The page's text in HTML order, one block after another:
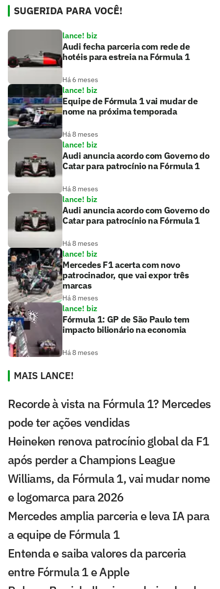
SUGERIDA PARA VOCÊ!
lance! biz
Audi fecha parceria com rede de
hotéis para estreia na Fórmula 1
Há 6 meses
lance! biz
Equipe de Fórmula 1 vai mudar de
nome na próxima temporada
Há 8 meses
lance! biz
Audi anuncia acordo com Governo do
Catar para patrocínio na Fórmula 1
Há 8 meses
lance! biz
Audi anuncia acordo com Governo do
Catar para patrocínio na Fórmula 1
Há 8 meses
lance! biz
Mercedes F1 acerta com novo
patrocinador, que vai expor três
marcas
Há 8 meses
lance! biz
Fórmula 1: GP de São Paulo tem
impacto bilionário na economia
Há 8 meses
MAIS LANCE!
Recorde à vista na Fórmula 1? Mercedes
pode ter ações vendidas
Heineken renova patrocínio global da F1
após perder a Champions League
Williams, da Fórmula 1, vai mudar nome
e logomarca para 2026
Mercedes amplia parceria e leva IA para
a equipe de Fórmula 1
Entenda e saiba valores da parceria
entre Fórmula 1 e Apple